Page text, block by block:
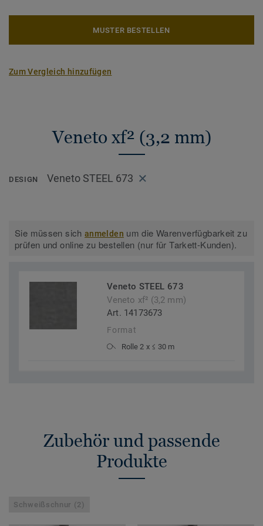
MUSTER BESTELLEN
Zum Vergleich hinzufügen
Veneto xf² (3,2 mm)
DESIGN Veneto STEEL 673
Sie müssen sichanmelden um die Warenverfügbarkeit zu
prüfen und online zu bestellen (nur für Tarkett-Kunden).
Veneto STEEL 673
Veneto xf² (3,2 mm)
Art. 14173673
Format
Rolle 2 x ≤ 30 m
Zubehör und passende
Produkte
Schweißschnur (2)